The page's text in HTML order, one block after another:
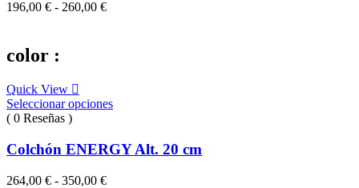
196,00 € - 260,00 €Rango
color :
Quick View
Seleccionar opciones
( 0 Reseñas )
Colchón ENERGY Alt. 20 cm
264,00 € - 350,00 €Rango